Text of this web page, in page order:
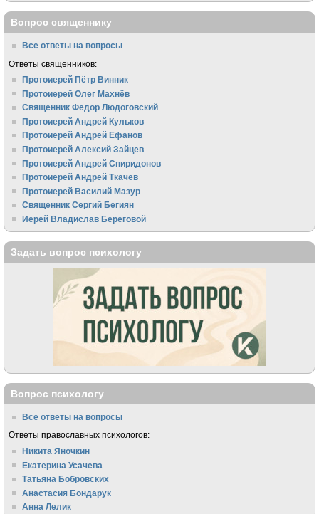
Вопрос священнику
Все ответы на вопросы
Ответы священников:
Протоиерей Пётр Винник
Протоиерей Олег Махнёв
Священник Федор Людоговский
Протоиерей Андрей Кульков
Протоиерей Андрей Ефанов
Протоиерей Алексий Зайцев
Протоиерей Андрей Спиридонов
Протоиерей Андрей Ткачёв
Протоиерей Василий Мазур
Священник Сергий Бегиян
Иерей Владислав Береговой
Задать вопрос психологу
Вопрос психологу
Все ответы на вопросы
Ответы православных психологов:
Никита Яночкин
Екатерина Усачева
Татьяна Бобровских
Анастасия Бондарук
Анна Лелик